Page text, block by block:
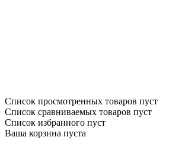
Список просмотренных товаров пуст
Список сравниваемых товаров пуст
Список избранного пуст
Ваша корзина пуста